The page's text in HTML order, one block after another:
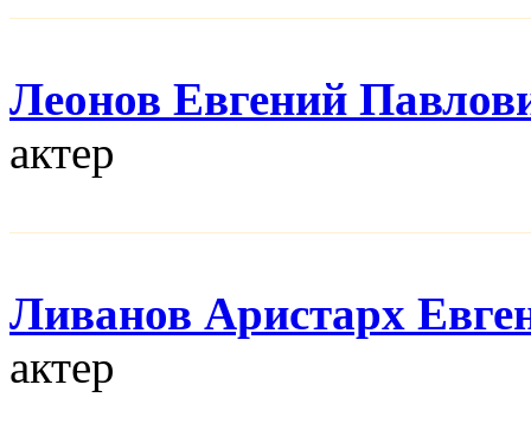
Леонов Евгений
актер
Ливанов Аристарх
актер